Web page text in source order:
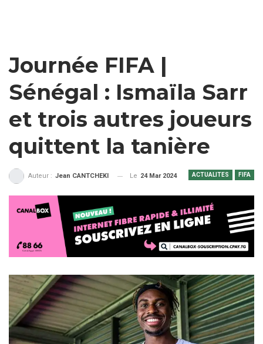
Journée FIFA |
Sénégal : Ismaïla Sarr
et trois autres joueurs
quittent la tanière
ACTUALITES FIFA
Auteur : Jean CANTCHEKI Le 24 Mar 2024